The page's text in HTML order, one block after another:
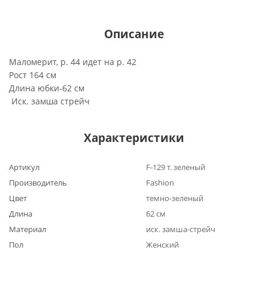
Описание
Маломерит, р. 44 идет на р. 42
Рост 164 см
Длина юбки-62 см
Иск. замша стрейч
Характеристики
Артикул
F-129 т. зеленый
Производитель
Fashion
Цвет
темно-зеленый
Длина
62 см
Материал
иск. замша-стрейч
Пол
Женский